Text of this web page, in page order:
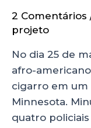
2 Comentários
projeto
No dia 25 de
afro-
cigarro em um
Minnesota.
quatro